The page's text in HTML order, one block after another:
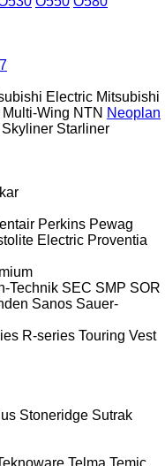
Electric Mitsubishi
Multi-Wing NTN Neoplan
Skyliner Starliner
Perkins Pewag
Electric Proventia
Technik SEC SMP SOR
Sanos Sauer-
R-series Touring Vest
Stoneridge Sutrak
Telma Temic